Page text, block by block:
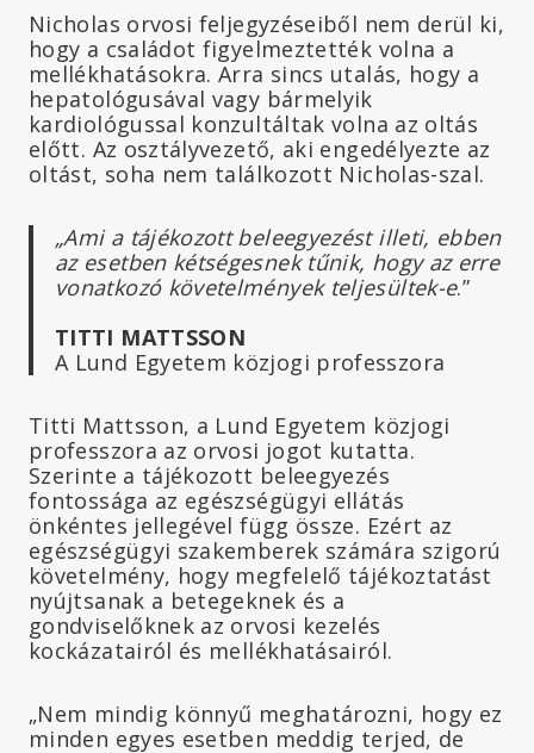
Nicholas orvosi feljegyzéseiből nem derül ki,
hogy a családot figyelmeztették volna a
mellékhatásokra. Arra sincs utalás, hogy a
hepatológusával vagy bármelyik
kardiológussal konzultáltak volna az oltás
előtt. Az osztályvezető, aki engedélyezte az
oltást, soha nem találkozott Nicholas-szal.
„Ami a tájékozott beleegyezést illeti, ebben
az esetben kétségesnek tűnik, hogy az erre
vonatkozó követelmények teljesültek-e.”
TITTI MATTSSON
A Lund Egyetem közjogi professzora
Titti Mattsson, a Lund Egyetem közjogi
professzora az orvosi jogot kutatta.
Szerinte a tájékozott beleegyezés
fontossága az egészségügyi ellátás
önkéntes jellegével függ össze. Ezért az
egészségügyi szakemberek számára szigorú
követelmény, hogy megfelelő tájékoztatást
nyújtsanak a betegeknek és a
gondviselőknek az orvosi kezelés
kockázatairól és mellékhatásairól.
„Nem mindig könnyű meghatározni, hogy ez
minden egyes esetben meddig terjed, de